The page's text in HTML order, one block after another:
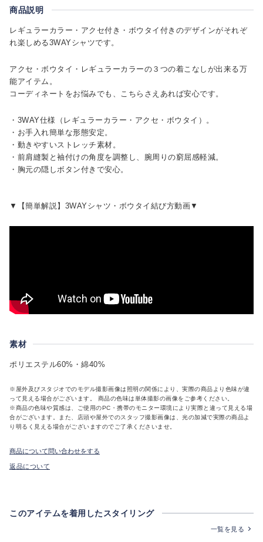
商品説明
レギュラーカラー・アクセ付き・ボウタイ付きのデザインがそれぞ
れ楽しめる3WAYシャツです。
アクセ・ボウタイ・レギュラーカラーの３つの着こなしが出来る万
能アイテム。
コーディネートをお悩みでも、こちらさえあれば安心です。
・3WAY仕様（レギュラーカラー・アクセ・ボウタイ）。
・お手入れ簡単な形態安定。
・動きやすいストレッチ素材。
・前肩縫製と袖付けの角度を調整し、腕周りの窮屈感軽減。
・胸元の隠しボタン付きで安心。
▼【簡単解説】3WAYシャツ・ボウタイ結び方動画▼
素材
ポリエステル60%・綿40%
※屋外及びスタジオでのモデル撮影画像は照明の関係により、実際の商品より色味が違
って見える場合がございます。 商品の色味は単体撮影の画像をご参考ください。
※商品の色味や質感は、ご使用のPC・携帯のモニター環境により実際と違って見える場
合がございます。また、店頭や屋外でのスタッフ撮影画像は、光の加減で実際の商品よ
り明るく見える場合がございますのでご了承くださいませ。
商品について問い合わせをする
返品について
このアイテムを着用したスタイリング
一覧を見る